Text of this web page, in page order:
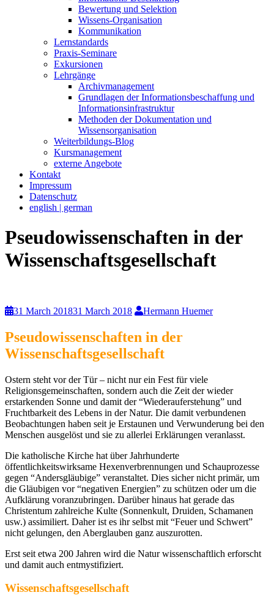
Bewertung und Selektion
Wissens-Organisation
Kommunikation
Lernstandards
Praxis-Seminare
Exkursionen
Lehrgänge
Archivmanagement
Grundlagen der Informationsbeschaffung und
Informationsinfrastruktur
Methoden der Dokumentation und
Wissensorganisation
Weiterbildungs-Blog
Kursmanagement
externe Angebote
Kontakt
Impressum
Datenschutz
english | german
Pseudowissenschaften in der
Wissenschaftsgesellschaft
31 March 201831 March 2018 Hermann Huemer
Pseudowissenschaften in der
Wissenschaftsgesellschaft
Ostern steht vor der Tür – nicht nur ein Fest für viele
Religionsgemeinschaften, sondern auch die Zeit der wieder
erstarkenden Sonne und damit der “Wiederauferstehung” und
Fruchtbarkeit des Lebens in der Natur. Die damit verbundenen
Beobachtungen haben seit je Erstaunen und Verwunderung bei den
Menschen ausgelöst und sie zu allerlei Erklärungen veranlasst.
Die katholische Kirche hat über Jahrhunderte
öffentlichkeitswirksame Hexenverbrennungen und Schauprozesse
gegen “Andersgläubige” veranstaltet. Dies sicher nicht primär, um
die Gläubigen vor “negativen Energien” zu schützen oder um die
Aufklärung voranzubringen. Darüber hinaus hat gerade das
Christentum zahlreiche Kulte (Sonnenkult, Druiden, Schamanen
usw.) assimiliert. Daher ist es ihr selbst mit “Feuer und Schwert”
nicht gelungen, den Aberglauben ganz auszurotten.
Erst seit etwa 200 Jahren wird die Natur wissenschaftlich erforscht
und damit auch entmystifiziert.
Wissenschaftsgesellschaft